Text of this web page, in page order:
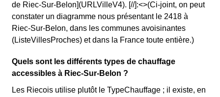
de Riec-Sur-Belon](URLVilleV4). [//]:<>(Ci-joint, on peut
constater un diagramme nous présentant le 2418 à
Riec-Sur-Belon, dans les communes avoisinantes
(ListeVillesProches) et dans la France toute entière.)
Quels sont les différents types de chauffage
accessibles à Riec-Sur-Belon ?
Les Riecois utilise plutôt le TypeChauffage ; il existe, en